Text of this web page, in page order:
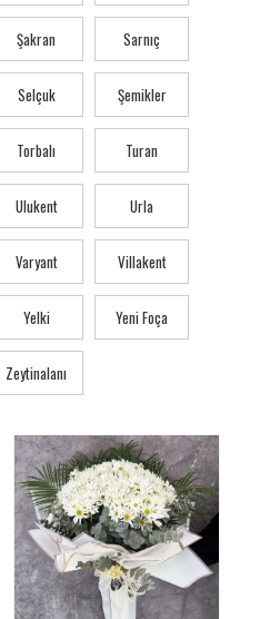
Şakran Sarnıç
Selçuk Şemikler
Torbalı Turan
Ulukent Urla
Varyant Villakent
Yelki Yeni Foça
Zeytinalanı